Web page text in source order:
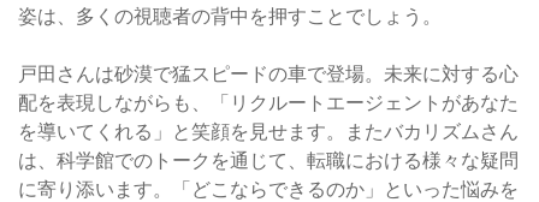
姿は、多くの視聴者の背中を押すことでしょう。
戸田さんは砂漠で猛スピードの車で登場。未来に対する心
配を表現しながらも、「リクルートエージェントがあなた
を導いてくれる」と笑顔を見せます。またバカリズムさん
は、科学館でのトークを通じて、転職における様々な疑問
に寄り添います。「どこならできるのか」といった悩みを